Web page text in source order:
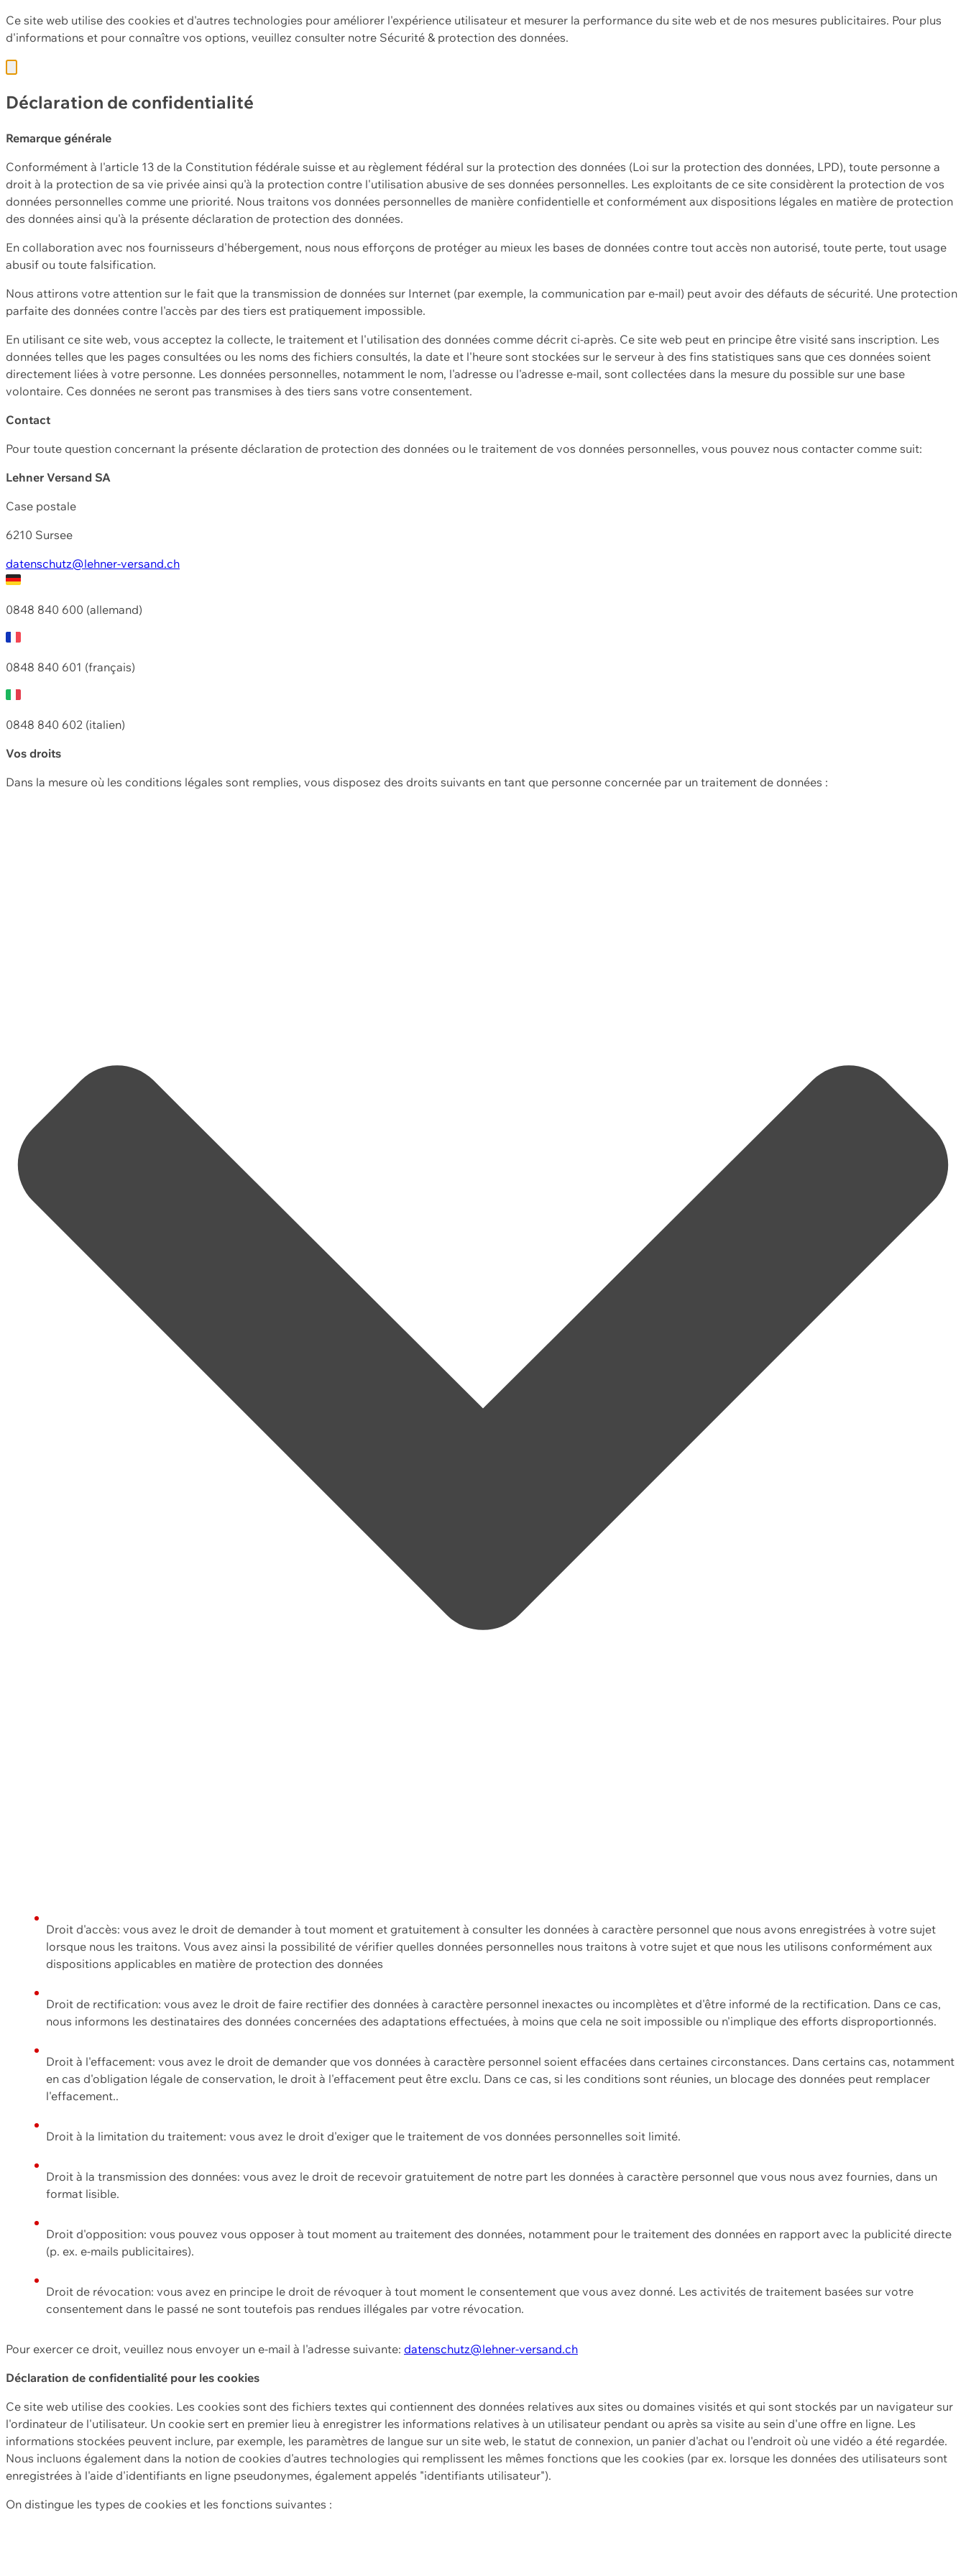
Ce site web utilise des cookies et d'autres technologies pour améliorer l'expérience utilisateur et mesurer la performance du site web et de nos mesures publicitaires. Pour plus
d'informations et pour connaître vos options, veuillez consulter notre Sécurité & protection des données.
Déclaration de confidentialité
Remarque générale
Conformément à l'article 13 de la Constitution fédérale suisse et au règlement fédéral sur la protection des données (Loi sur la protection des données, LPD), toute personne a
droit à la protection de sa vie privée ainsi qu'à la protection contre l'utilisation abusive de ses données personnelles. Les exploitants de ce site considèrent la protection de vos
données personnelles comme une priorité. Nous traitons vos données personnelles de manière confidentielle et conformément aux dispositions légales en matière de protection
des données ainsi qu'à la présente déclaration de protection des données.
En collaboration avec nos fournisseurs d'hébergement, nous nous efforçons de protéger au mieux les bases de données contre tout accès non autorisé, toute perte, tout usage
abusif ou toute falsification.
Nous attirons votre attention sur le fait que la transmission de données sur Internet (par exemple, la communication par e-mail) peut avoir des défauts de sécurité. Une protection
parfaite des données contre l'accès par des tiers est pratiquement impossible.
En utilisant ce site web, vous acceptez la collecte, le traitement et l'utilisation des données comme décrit ci-après. Ce site web peut en principe être visité sans inscription. Les
données telles que les pages consultées ou les noms des fichiers consultés, la date et l'heure sont stockées sur le serveur à des fins statistiques sans que ces données soient
directement liées à votre personne. Les données personnelles, notamment le nom, l'adresse ou l'adresse e-mail, sont collectées dans la mesure du possible sur une base
volontaire. Ces données ne seront pas transmises à des tiers sans votre consentement.
Contact
Pour toute question concernant la présente déclaration de protection des données ou le traitement de vos données personnelles, vous pouvez nous contacter comme suit:
Lehner Versand SA
Case postale
6210 Sursee
datenschutz@lehner-versand.ch
0848 840 600 (allemand)
0848 840 601 (français)
0848 840 602 (italien)
Vos droits
Dans la mesure où les conditions légales sont remplies, vous disposez des droits suivants en tant que personne concernée par un traitement de données :
Droit d'accès: vous avez le droit de demander à tout moment et gratuitement à consulter les données à caractère personnel que nous avons enregistrées à votre sujet
lorsque nous les traitons. Vous avez ainsi la possibilité de vérifier quelles données personnelles nous traitons à votre sujet et que nous les utilisons conformément aux
dispositions applicables en matière de protection des données
Droit de rectification: vous avez le droit de faire rectifier des données à caractère personnel inexactes ou incomplètes et d'être informé de la rectification. Dans ce cas,
nous informons les destinataires des données concernées des adaptations effectuées, à moins que cela ne soit impossible ou n'implique des efforts disproportionnés.
Droit à l'effacement: vous avez le droit de demander que vos données à caractère personnel soient effacées dans certaines circonstances. Dans certains cas, notamment
en cas d'obligation légale de conservation, le droit à l'effacement peut être exclu. Dans ce cas, si les conditions sont réunies, un blocage des données peut remplacer
l'effacement..
Droit à la limitation du traitement: vous avez le droit d'exiger que le traitement de vos données personnelles soit limité.
Droit à la transmission des données: vous avez le droit de recevoir gratuitement de notre part les données à caractère personnel que vous nous avez fournies, dans un
format lisible.
Droit d'opposition: vous pouvez vous opposer à tout moment au traitement des données, notamment pour le traitement des données en rapport avec la publicité directe
(p. ex. e-mails publicitaires).
Droit de révocation: vous avez en principe le droit de révoquer à tout moment le consentement que vous avez donné. Les activités de traitement basées sur votre
consentement dans le passé ne sont toutefois pas rendues illégales par votre révocation.
Pour exercer ce droit, veuillez nous envoyer un e-mail à l'adresse suivante: datenschutz@lehner-versand.ch
Déclaration de confidentialité pour les cookies
Ce site web utilise des cookies. Les cookies sont des fichiers textes qui contiennent des données relatives aux sites ou domaines visités et qui sont stockés par un navigateur sur
l'ordinateur de l'utilisateur. Un cookie sert en premier lieu à enregistrer les informations relatives à un utilisateur pendant ou après sa visite au sein d'une offre en ligne. Les
informations stockées peuvent inclure, par exemple, les paramètres de langue sur un site web, le statut de connexion, un panier d'achat ou l'endroit où une vidéo a été regardée.
Nous incluons également dans la notion de cookies d'autres technologies qui remplissent les mêmes fonctions que les cookies (par ex. lorsque les données des utilisateurs sont
enregistrées à l'aide d'identifiants en ligne pseudonymes, également appelés "identifiants utilisateur").
On distingue les types de cookies et les fonctions suivantes :